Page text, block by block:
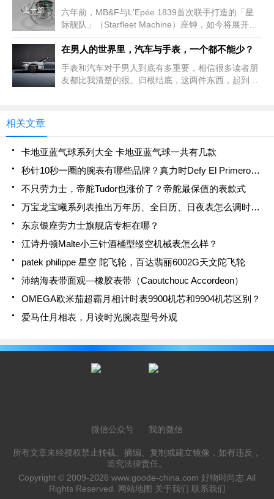
上一篇
六年前，MB&F与L'Epée 1839首次联手打造的「星
际舰队」（Starfleet Machine）座钟，如今将展开另
并增加亮色细节，还加入由三艘
下一篇
在男人的世界里，汽车与手表，一个都不能少？
手表和汽车对于男人到底有多重要，相信很多读者朋
友都比我清楚的很。归根结底，这两件东西，起到了
相关文章
卡地亚蓝气球系列大全 卡地亚蓝气球一共有几款
秒针10秒一圈的腕表有哪些品牌？真力时Defy El Primero 21
不只劳力士，帝舵Tudor也涨价了？帝舵最保值的表款式
万宝龙宝曦系列表推出万年历、全日历、日夜表怎么调时间？
东京银座劳力士旗舰店专柜在哪？
江诗丹顿Malte小三针酒桶型缕空机械表怎么样？
patek philippe 星空 陀飞轮，百达翡丽6002G天文陀飞轮
沛纳海表带面观—橡胶表带（Caoutchouc Accordeon）
OMEGA欧米茄超霸月相计时表9900机芯和9904机芯区别？
爱马仕月相表，月读时光腕表型号外观
微信公众号 我的微信
所有文章未经授权禁止转载、摘编、复制或建立镜像，如有违反，
追究法律责任。
Copyright © 2009-2026 www.goode-china.com 好物时尚志 All
Rights Reserved.
网站地图 关于我们 联系我们